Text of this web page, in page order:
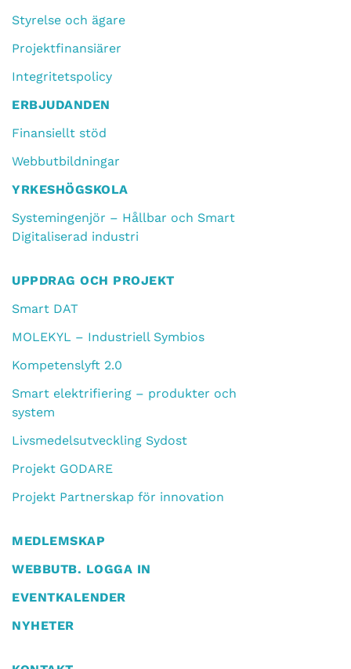
Styrelse och ägare
Projektfinansiärer
Integritetspolicy
ERBJUDANDEN
Finansiellt stöd
Webbutbildningar
YRKESHÖGSKOLA
Systemingenjör – Hållbar och Smart
Digitaliserad industri
UPPDRAG OCH PROJEKT
Smart DAT
MOLEKYL – Industriell Symbios
Kompetenslyft 2.0
Smart elektrifiering – produkter och
system
Livsmedelsutveckling Sydost
Projekt GODARE
Projekt Partnerskap för innovation
MEDLEMSKAP
WEBBUTB. LOGGA IN
EVENTKALENDER
NYHETER